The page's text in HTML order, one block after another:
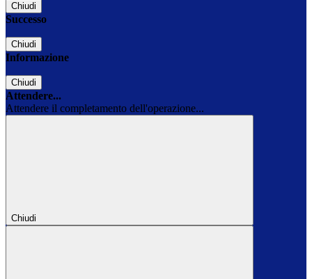
Chiudi
Successo
Chiudi
Informazione
Chiudi
Attendere...
Attendere il completamento dell'operazione...
Chiudi